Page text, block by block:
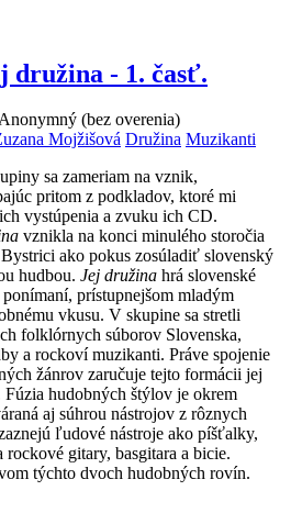
družina - 1. časť.
(bez overenia)
Mojžišová Družina Muzikanti
sa zameriam na vznik,
pritom z podkladov, ktoré mi
vystúpenia a zvuku ich CD.
vznikla na konci minulého storočia
ako pokus zosúladiť slovenský
hudbou. Jej družina hrá slovenské
prístupnejšom mladým
vkusu. V skupine sa stretli
folklórnych súborov Slovenska,
a rockoví muzikanti. Práve spojenie
žánrov zaručuje tejto formácii jej
hudobných štýlov je okrem
aj súhrou nástrojov z rôznych
ľudové nástroje ako píšťalky,
rockové gitary, basgitara a bicie.
týchto dvoch hudobných rovín.